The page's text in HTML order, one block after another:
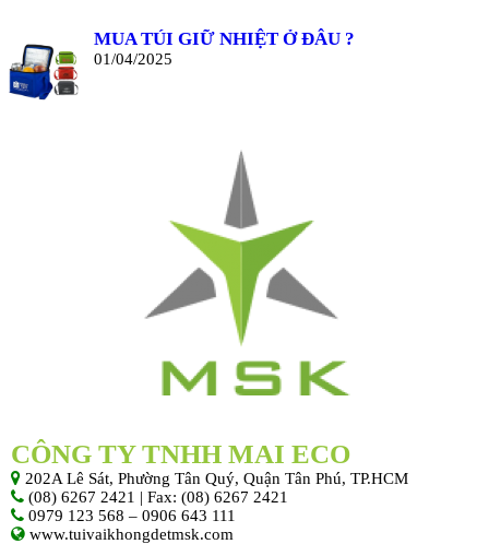
MUA TÚI GIỮ NHIỆT Ở ĐÂU ?
01/04/2025
CÔNG TY TNHH MAI ECO
202A Lê Sát, Phường Tân Quý, Quận Tân Phú, TP.HCM
(08) 6267 2421 | Fax: (08) 6267 2421
0979 123 568 – 0906 643 111
www.tuivaikhongdetmsk.com